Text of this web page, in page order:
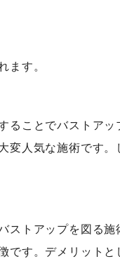
ます。
ることでバストア
変人気な施術です
ストアップを図る
です。デメリット